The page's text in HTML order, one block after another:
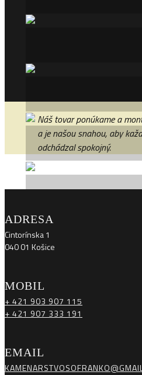
Náš tovar ponúkame a
a je našou snahou, aby
odchádzal spokojný.
ADRESA
Cintorínska 1
040 01 Košice
MOBIL
+ 421 903 907 115
+ 421 907 333 191
EMAIL